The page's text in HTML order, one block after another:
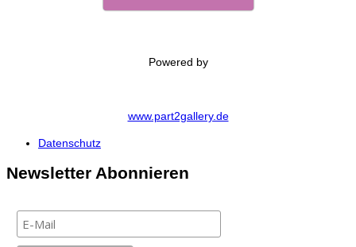
Powered by
www.part2gallery.de
Datenschutz
Newsletter Abonnieren